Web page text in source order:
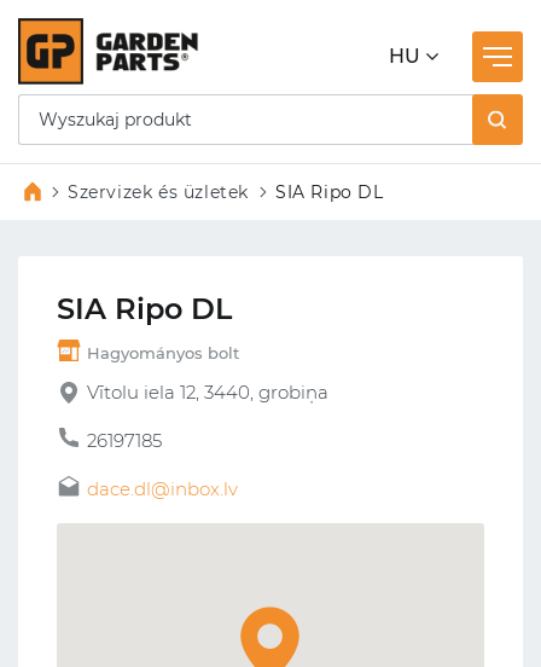
HU
Szervizek és üzletek SIA Ripo DL
SIA Ripo DL
Hagyományos bolt
Vītolu iela 12, 3440, grobiņa
26197185
dace.dl@inbox.lv